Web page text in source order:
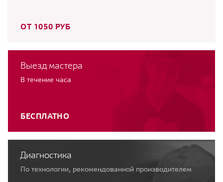
ОТ 1050 РУБ
Выезд мастера
В течение часа
БЕСПЛАТНО
Диагностика
По технологии, рекомендованной производителем